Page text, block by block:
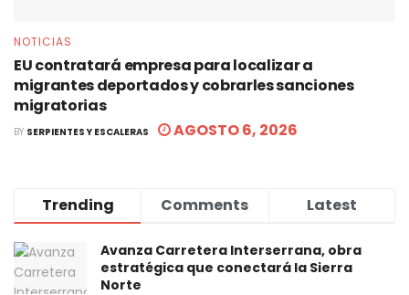
NOTICIAS
EU contratará empresa para localizar a
migrantes deportados y cobrarles sanciones
migratorias
BY SERPIENTES Y ESCALERAS AGOSTO 6, 2026
Trending Comments Latest
Avanza Carretera Interserrana, obra
estratégica que conectará la Sierra
Norte